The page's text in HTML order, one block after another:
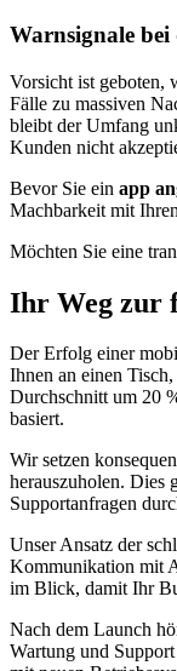
Warnsignale bei
Vorsicht ist geboten,
Fälle zu massiven
bleibt der Umfang
Kunden nicht
Bevor Sie ein app
Machbarkeit mit
Möchten Sie eine
Ihr Weg zur
Der Erfolg einer
Ihnen an einen
Durchschnitt um 20
basiert.
Wir setzen
herauszuholen. Dies
Supportanfragen
Unser Ansatz der
Kommunikation mit
im Blick, damit Ihr
Nach dem Launch
Wartung und